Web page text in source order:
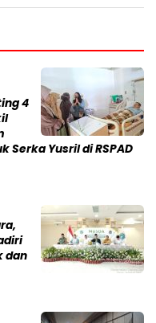
4
Serka Yusril di RSPAD
dan